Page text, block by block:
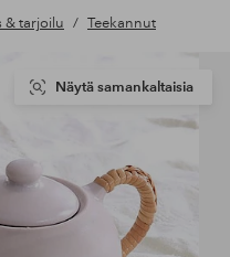
suosikkituotteisiin
& tarjoilu Teekannut
Näytä samankaltaisia